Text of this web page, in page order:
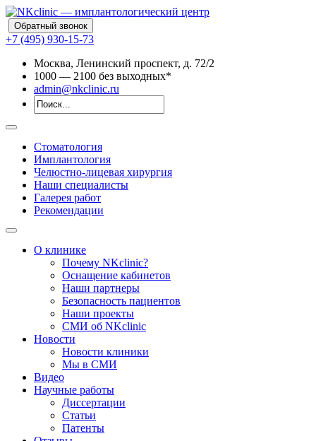
Обратный звонок
+7 (495) 930-15-73
Москва, Ленинский проспект, д. 72/2
1000 — 2100 без выходных*
admin@nkclinic.ru
Стоматология
Имплантология
Челюстно-лицевая хирургия
Наши специалисты
Галерея работ
Рекомендации
О клинике
Почему NKclinic?
Оснащение кабинетов
Наши партнеры
Безопасность пациентов
Наши проекты
СМИ об NKclinic
Новости
Новости клиники
Мы в СМИ
Видео
Научные работы
Диссертации
Статьи
Патенты